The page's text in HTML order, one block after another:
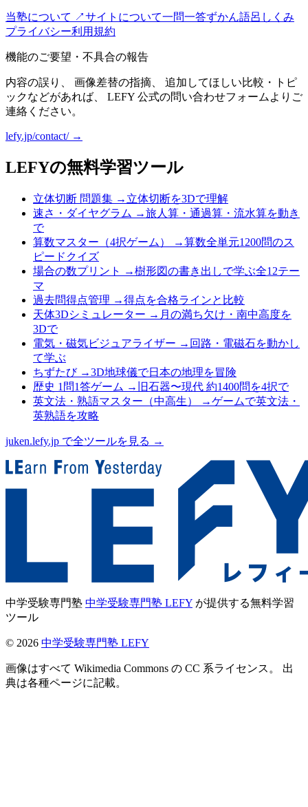
当塾について ↗サイトについて一問一答ずかん語呂 しくみ
プライバシー利用規約
機能のご要望・不具合の報告
内容の誤り、 画像差替の指摘、 追加してほしい比較・トピ
ックなどがあれば、 LEFY 公式の問い合わせフォームよりご
連絡ください。
lefy.jp/contact/ →
LEFYの無料学習ツール
立体切断 問題集 → 立体切断を3Dで理解
速さ・ダイヤグラム →旅人算・通過算・流水算を動き
で
算数マスター（4択ゲーム）
→算数全単元1200問のス
ピードクイズ
場合の数プリント
→樹形図の書き出しで学ぶ全12テー
マ
過去問得点管理 →得点を合格ラインと比較
天体3Dシミュレーター → 月の満ち欠け・南中高度を
3Dで
電気・磁気ビジュアライザー → 回路・電磁石を動かし
て学ぶ
ちずたび→3D地球儀で日本の地理を冒険
歴史 1問1答ゲーム → 旧石器〜現代 約1400問を4択で
英文法・熟語マスター（中高生）
→ゲームで英文法・
英熟語を攻略
juken.lefy.jp で全ツールを見る →
中学受験専門塾 中学受験専門塾 LEFY が提供する無料学習
ツール
© 2026 中学受験専門塾 LEFY
画像はすべて Wikimedia Commons の CC 系ライセンス。 出
典は各種ページに記載。